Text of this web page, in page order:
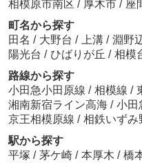
相模原市南区 / 厚木市 / 座
町名から探す
田名 / 大野台 / 上溝 / 淵野
陽光台 / ひばりが丘 / 相模
路線から探す
小田急小田原線 / 相模線 /
湘南新宿ライン高海 / 小田
京王相模原線 / 相鉄いずみ
駅から探す
平塚 / 茅ケ崎 / 本厚木 / 橋